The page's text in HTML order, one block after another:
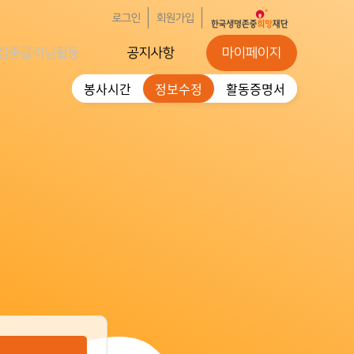
로그인 회원가입
중클리닝활동 공지사항 마이페이지
봉사시간 정보수정 활동증명서